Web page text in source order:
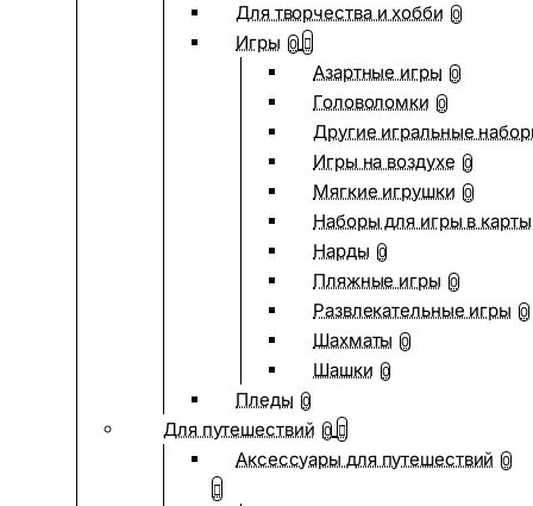
Для творчества и хобби 0
Игры 0
Азартные игры 0
Головоломки 0
Другие игральные
Игры на воздухе 0
Мягкие игрушки 0
Наборы для игры в карты
Нарды 0
Пляжные игры 0
Развлекательные игры 0
Шахматы 0
Шашки 0
Пледы 0
Для путешествий 0
Аксессуары для путешествий 0